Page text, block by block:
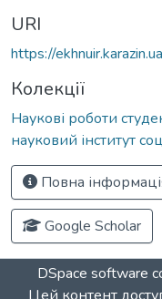
URI
https://
Колекції
Наукові роботи
науковий інститут
Повна
Google Scholar
DSpace software